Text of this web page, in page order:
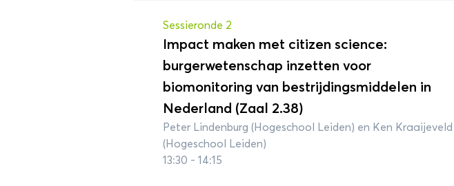
Sessieronde 2
Impact maken met citizen science:
burgerwetenschap inzetten voor
biomonitoring van bestrijdingsmiddelen in
Nederland (Zaal 2.38)
Peter Lindenburg (Hogeschool Leiden) en Ken Kraaijeveld
(Hogeschool Leiden)
13:30 - 14:15